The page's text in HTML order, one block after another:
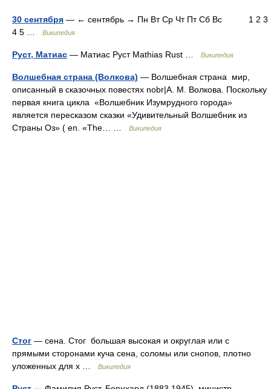
30 сентября — ← сентябрь → Пн Вт Ср Чт Пт Сб Вс 1 2 3
4 5 …
Википедия
Руст, Матиас — Матиас Руст Mathias Rust … Википедия
Волшебная страна (Волкова) — Волшебная страна мир,
описанный в сказочных повестях nobr|А. М. Волкова. Поскольку
первая книга цикла «Волшебник Изумрудного города»
является пересказом сказки «Удивительный Волшебник из
Страны Оз» ( en. «The… …
Википедия
Стог — сена. Стог большая высокая и округлая или с
прямыми сторонами куча сена, соломы или снопов, плотно
уложенных для х …
Википедия